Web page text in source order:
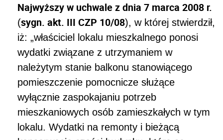
Najwyższy w uchwale z dnia 7 marca 2008 r.
(sygn. akt. III CZP 10/08), w której stwierdził,
iż: „właściciel lokalu mieszkalnego ponosi
wydatki związane z utrzymaniem w
należytym stanie balkonu stanowiącego
pomieszczenie pomocnicze służące
wyłącznie zaspokajaniu potrzeb
mieszkaniowych osób zamieszkałych w tym
lokalu. Wydatki na remonty i bieżącą